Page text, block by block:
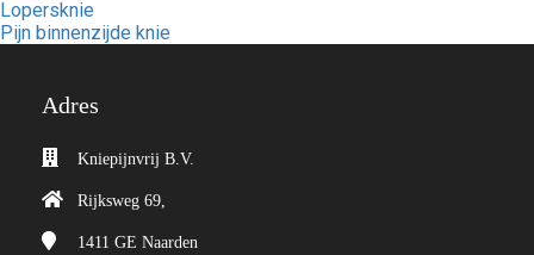
Lopersknie
Pijn binnenzijde knie
Adres
Kniepijnvrij B.V.
Rijksweg 69,
1411 GE Naarden